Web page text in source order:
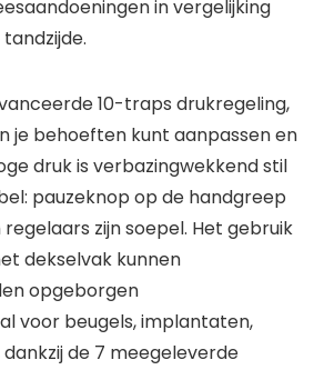
in vergelijking
10-traps drukregeling,
je behoeften kunt aanpassen en
druk is verbazingwekkend stil
pauzeknop op de handgreep
zijn soepel. Het gebruik
dekselvak kunnen
opgeborgen
voor beugels, implantaten,
de 7 meegeleverde